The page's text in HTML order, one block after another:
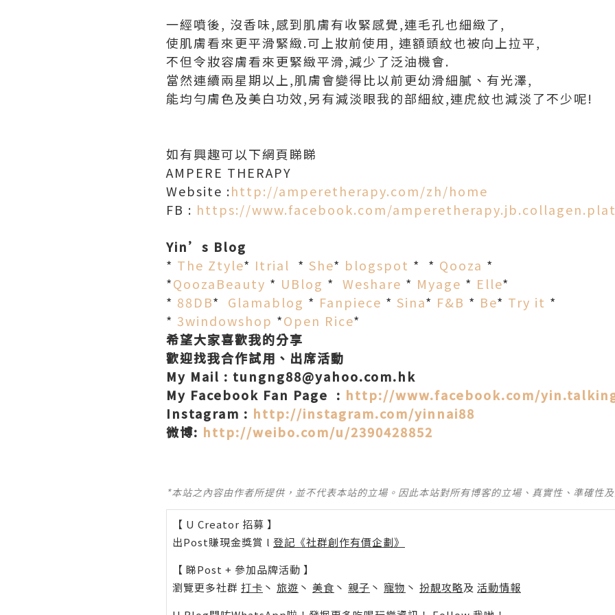
一經噴後, 沒香味,感到肌膚有收緊感覺,連毛孔也細緻了,
使肌膚看來更平滑緊緻.可上妝前使用, 連額頭紋也被向上拉平,
不但令妝容膚看來更緊緻平滑,減少了泛油機會.
當然連續兩星期以上,肌膚會變得比以前更幼滑細膩、有光澤,
能均勻膚色及美白功效,另有減淡眼我的部細紋,連虎紋也減淡了不少呢!
如有興趣可以下網頁睇睇
AMPERE THERAPY
Website :http://amperetherapy.com/zh/home
FB : https://www.facebook.com/
Yin’s Blog
* The Ztyle* Itrial * She* blogspot * * Qooza *
*QoozaBeauty * UBlog * Weshare * Myage * Elle*
* 88DB* Glamablog * Fanpiece * Sina* F&B * Be* Try it *
* 3windowshop *Open Rice*
希望大家喜歡我的分享
歡迎找我合作試用、出席活動
My Mail : tungng88@yahoo.com.hk
My Facebook Fan Page : http://www.facebook.com/
Instagram : http://instagram.com/yinnai88
微博: http://weibo.com/u/2390428852
*本站之內容由作者所提供，並不代表本站的立場。因此本站對所有博客的立場、真實性、準確性
【 U Creator 招募 】
出Post賺現金獎賞 l 登記《社群創作有價企劃》
【 睇Post + 參加品牌活動 】
瀏覽更多社群 打卡 丶 旅遊 丶 美食 丶 親子 丶 寵物 丶 扮靚攻略及 活動情報